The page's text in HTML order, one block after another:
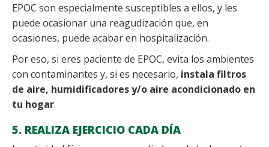
EPOC son especialmente susceptibles a ellos, y les
puede ocasionar una reagudización que, en
ocasiones, puede acabar en hospitalización.
Por eso, si eres paciente de EPOC, evita los ambientes
con contaminantes y, si es necesario, instala filtros
de aire, humidificadores y/o aire acondicionado en
tu hogar.
5. REALIZA EJERCICIO CADA DÍA